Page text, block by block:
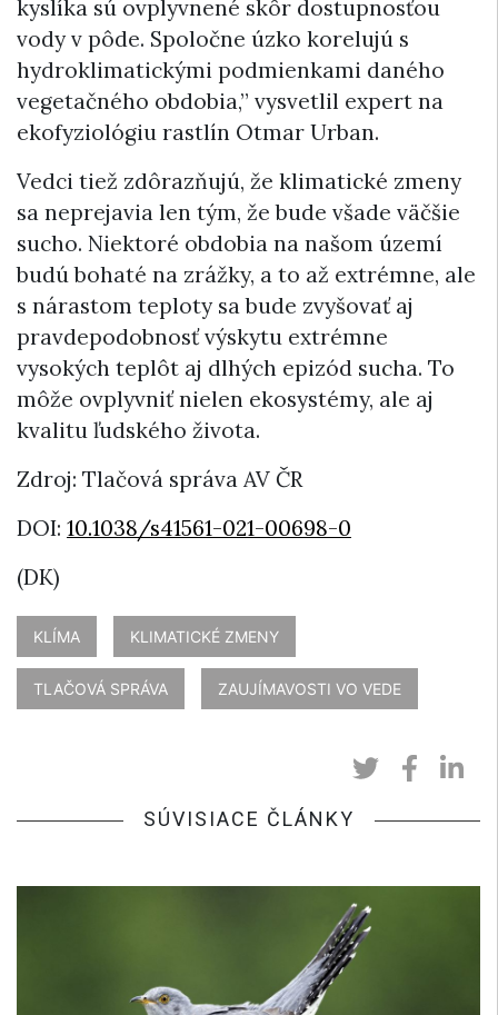
kyslíka sú ovplyvnené skôr dostupnosťou
vody v pôde. Spoločne úzko korelujú s
hydroklimatickými podmienkami daného
vegetačného obdobia,” vysvetlil expert na
ekofyziológiu rastlín Otmar Urban.
Vedci tiež zdôrazňujú, že klimatické zmeny
sa neprejavia len tým, že bude všade väčšie
sucho. Niektoré obdobia na našom území
budú bohaté na zrážky, a to až extrémne, ale
s nárastom teploty sa bude zvyšovať aj
pravdepodobnosť výskytu extrémne
vysokých teplôt aj dlhých epizód sucha. To
môže ovplyvniť nielen ekosystémy, ale aj
kvalitu ľudského života.
Zdroj: Tlačová správa AV ČR
DOI: 10.1038/s41561-021-00698-0
(DK)
KLÍMA KLIMATICKÉ ZMENY
TLAČOVÁ SPRÁVA ZAUJÍMAVOSTI VO VEDE
SÚVISIACE ČLÁNKY